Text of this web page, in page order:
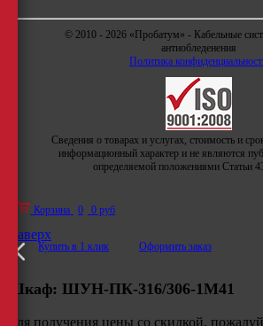
© 2010 - 2026 «Пробатум» - Кабельные
антиобледенения
Политика
Сведения о товарах и услугах, стоимость и
информационный характер и не являются
определяемой положениями Статьи
Корзина 0 0 руб
Купить в 1 клик Оформить заказ
Наверх
Шкаф: ШУН-ПК-316/306-1М41
Для получения цены со скидкой,